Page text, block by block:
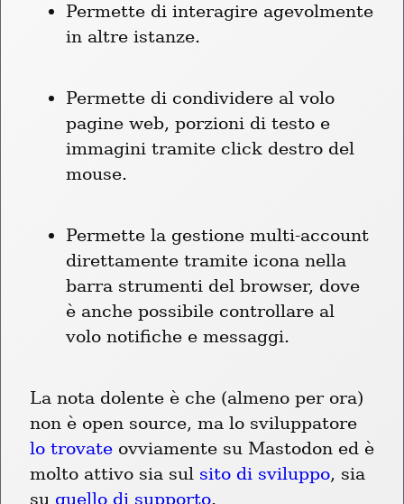
Permette di interagire agevolmente
in altre istanze.
Permette di condividere al volo
pagine web, porzioni di testo e
immagini tramite click destro del
mouse.
Permette la gestione multi-account
direttamente tramite icona nella
barra strumenti del browser, dove
è anche possibile controllare al
volo notifiche e messaggi.
La nota dolente è che (almeno per ora)
lo trovate ovviamente su Mastodon ed è
molto attivo sia sul sito di sviluppo, sia
su quello di supporto.